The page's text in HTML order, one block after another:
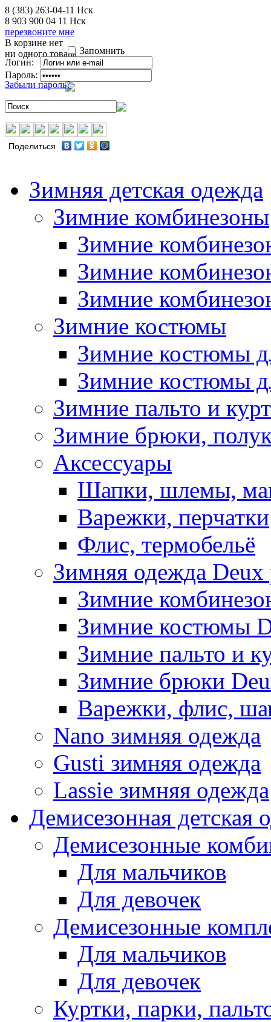
8 (383) 263-04-11 Нск
8 903 900 04 11 Нск
перезвоните мне
В корзине нет
ни одного товара Запомнить
Логин:
Пароль:
Забыли пароль?
Поделиться
Зимняя детская одежда
Зимние комбинезоны
Зимние
Зимние
Зимние
Зимние костюмы
Зимние костюмы
Зимние костюмы
Зимние пальто и
Зимние брюки,
Аксессуары
Шапки, шлемы,
Варежки, перчатки
Флис, термобельё
Зимняя одежда Deux
Зимние
Зимние костюмы
Зимние пальто и
Зимние брюки
Варежки, флис,
Nano зимняя одежда
Gusti зимняя одежда
Lassie зимняя одежда
Демисезонная детская
Демисезонные
Для мальчиков
Для девочек
Демисезонные
Для мальчиков
Для девочек
Куртки, парки,